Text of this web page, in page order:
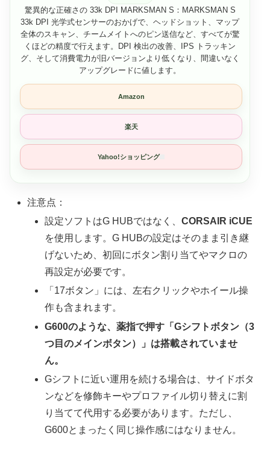
驚異的な正確さの 33k DPI MARKSMAN S：MARKSMAN S
33k DPI 光学式センサーのおかげで、ヘッドショット、マップ
全体のスキャン、チームメイトへのピン送信など、すべてが驚
くほどの精度で行えます。DPI 検出の改善、IPS トラッキン
グ、そして消費電力が旧バージョンより低くなり、間違いなく
アップグレードに値します。
Amazon
楽天
Yahoo!ショッピング
注意点：
設定ソフトはG HUBではなく、CORSAIR iCUE
を使用します。G HUBの設定はそのまま引き継
げないため、初回にボタン割り当てやマクロの
再設定が必要です。
「17ボタン」には、左右クリックやホイール操
作も含まれます。
G600のような、薬指で押す「Gシフトボタン（3
つ目のメインボタン）」は搭載されていませ
ん。
Gシフトに近い運用を続ける場合は、サイドボタ
ンなどを修飾キーやプロファイル切り替えに割
り当てて代用する必要があります。ただし、
G600とまったく同じ操作感にはなりません。